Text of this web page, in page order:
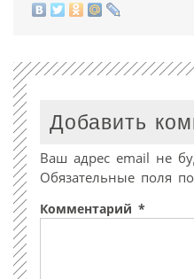
Добавить
Ваш адрес email не
Обязательные поля
Комментарий *